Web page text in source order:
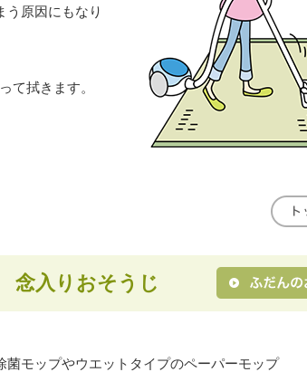
う原因にもなり
て拭きます。
念入りおそうじ
モップやウエットタイプのペーパーモップ